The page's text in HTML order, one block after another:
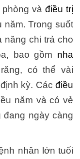
phòng vàđiều trị
năm. Trong suốt
năng chi trả cho
bao gồm nha
có thể vài
định kỳ. Cácđiều
năm và có vẻ
ngày càng
nhân lớn tuổi